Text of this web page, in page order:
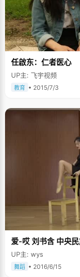
任啟东：仁者医心
UP主: 飞宇视频
教育 • 2015/7/3
爱-哎 刘书含 中央
UP主: wys
舞蹈 • 2016/6/15